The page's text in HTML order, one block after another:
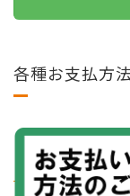
各種お支払方